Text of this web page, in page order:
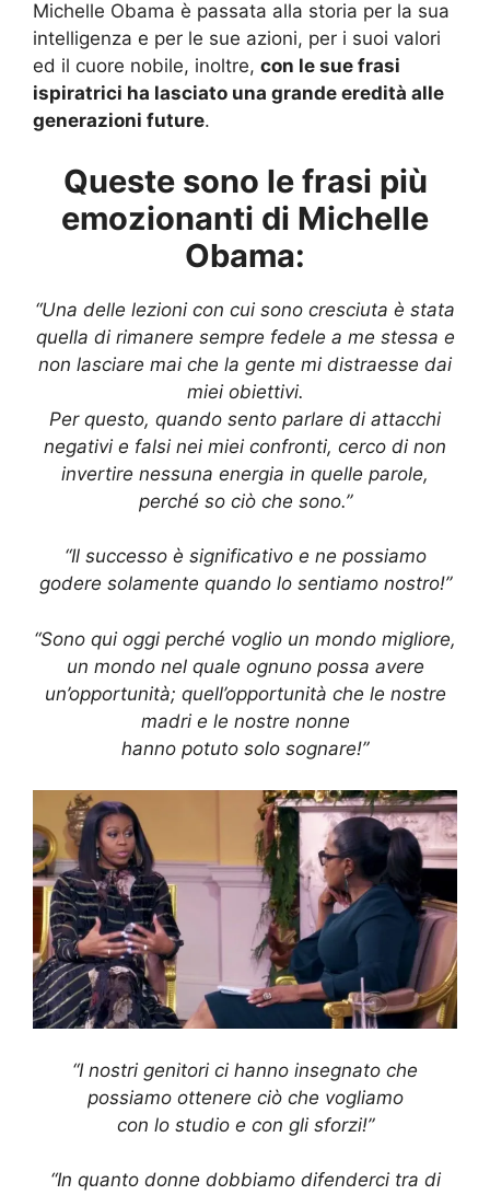
Michelle Obama è passata alla storia per la sua
intelligenza e per le sue azioni, per i suoi valori
ed il cuore nobile, inoltre, con le sue frasi
ispiratrici ha lasciato una grande eredità alle
generazioni future.
Queste sono le frasi più
emozionanti di Michelle
Obama:
“Una delle lezioni con cui sono cresciuta è stata
quella di rimanere sempre fedele a me stessa e
non lasciare mai che la gente mi distraesse dai
miei obiettivi.
Per questo, quando sento parlare di attacchi
negativi e falsi nei miei confronti, cerco di non
invertire nessuna energia in quelle parole,
perché so ciò che sono.”
“Il successo è significativo e ne possiamo
godere solamente quando lo sentiamo nostro!”
“Sono qui oggi perché voglio un mondo migliore,
un mondo nel quale ognuno possa avere
un’opportunità; quell’opportunità che le nostre
madri e le nostre nonne
hanno potuto solo sognare!”
“I nostri genitori ci hanno insegnato che
possiamo ottenere ciò che vogliamo
con lo studio e con gli sforzi!”
“In quanto donne dobbiamo difenderci tra di